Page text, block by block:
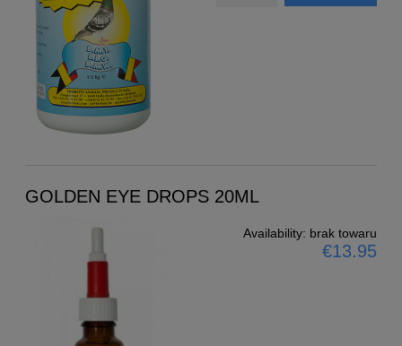
GOLDEN EYE DROPS 20ML
Availability: brak towaru
€13.95